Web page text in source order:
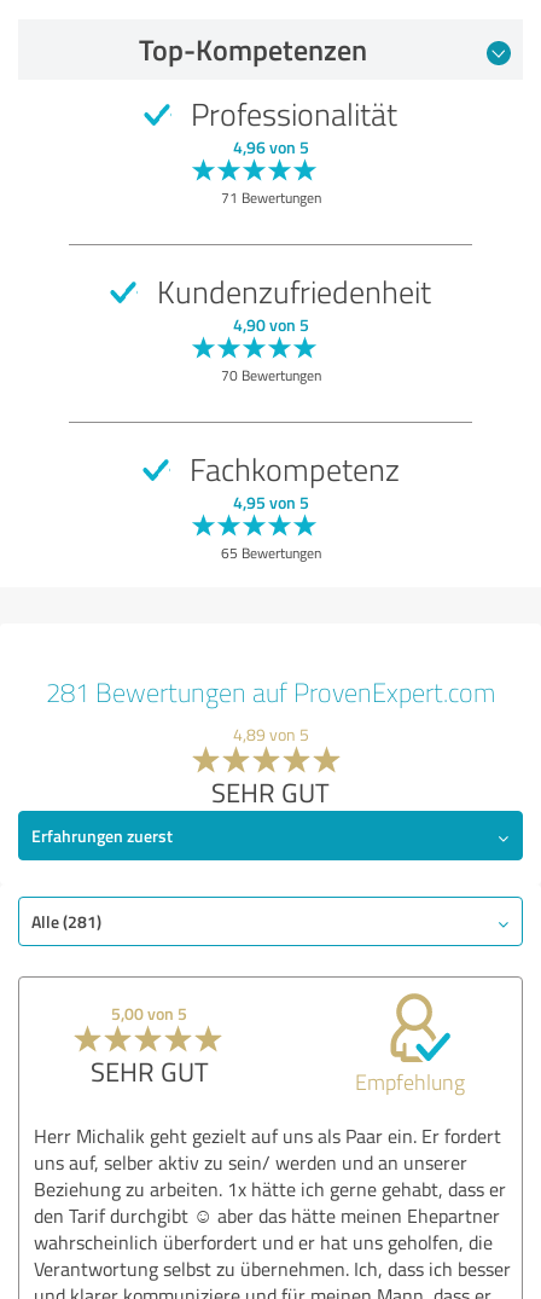
Top-Kompetenzen
Professionalität
4,96 von 5
71 Bewertungen
Kundenzufriedenheit
4,90 von 5
70 Bewertungen
Fachkompetenz
4,95 von 5
65 Bewertungen
281 Bewertungen auf ProvenExpert.com
4,89 von 5
SEHR GUT
Erfahrungen zuerst
Alle (281)
5,00 von 5
SEHR GUT Empfehlung
Herr Michalik geht gezielt auf uns als Paar ein. Er fordert
uns auf, selber aktiv zu sein/ werden und an unserer
Beziehung zu arbeiten. 1x hätte ich gerne gehabt, dass er
den Tarif durchgibt ☺️ aber das hätte meinen Ehepartner
wahrscheinlich überfordert und er hat uns geholfen, die
Verantwortung selbst zu übernehmen. Ich, dass ich besser